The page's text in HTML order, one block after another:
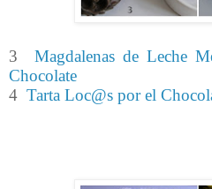
3 Magdalenas de Leche
Chocolate
4 Tarta Loc@s por el